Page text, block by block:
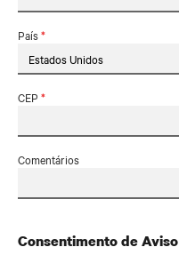
País*
CEP *
Comentários
Consentimento de